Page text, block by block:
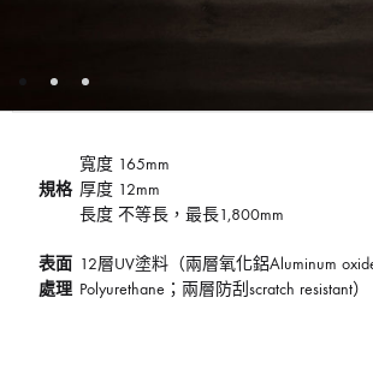
規格
寬度 165mm
厚度 12mm
長度 不等長，最長1,800mm
表面
處理
12層UV塗料（兩層氧化鋁Aluminum
Polyurethane；兩層防刮scratch resistant）